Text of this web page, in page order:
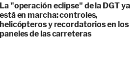
La "operación eclipse" de la DGT ya
está en marcha: controles,
helicópteros y recordatorios en los
paneles de las carreteras